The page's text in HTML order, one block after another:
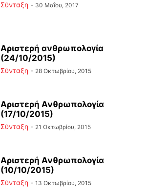
Σύνταξη - 30 Μαΐου, 2017
Αριστερή ανθρωπολογία
(24/10/2015)
Σύνταξη - 28 Οκτωβρίου, 2015
Αριστερή Ανθρωπολογία
(17/10/2015)
Σύνταξη - 21 Οκτωβρίου, 2015
Αριστερή Ανθρωπολογία
(10/10/2015)
Σύνταξη - 13 Οκτωβρίου, 2015